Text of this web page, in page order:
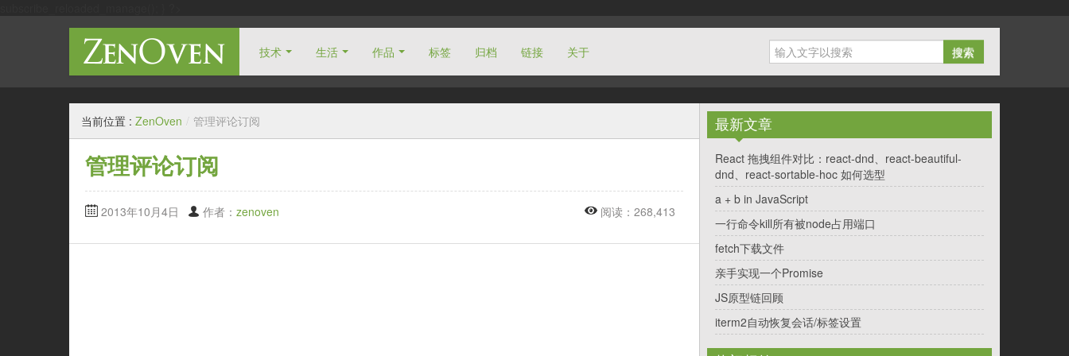
技术 生活 作品 标签 归档 链接 关于 搜索
自由人博客
当前位置 : ZenOven / 管理评论订阅
管理评论订阅
2013年10月4日 作者： zenoven 阅读：268,413
最新文章
React 拖拽组件对比：react-dnd、react-beautiful-
dnd、react-sortable-hoc 如何选型
a + b in JavaScript
一行命令kill所有被node占用端口
fetch下载文件
亲手实现一个Promise
JS原型链回顾
iterm2自动恢复会话/标签设置